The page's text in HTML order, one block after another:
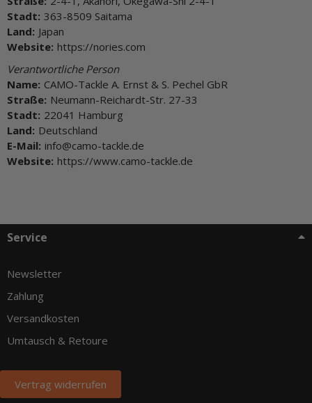
Stadt: 363-8509 Saitama
Land: Japan
Website: https://nories.com
Verantwortliche Person
Name: CAMO-Tackle A. Ernst & S. Pechel GbR
Straße: Neumann-Reichardt-Str. 27-33
Stadt: 22041 Hamburg
Land: Deutschland
E-Mail: info@camo-tackle.de
Website: https://www.camo-tackle.de
Service
Newsletter
Zahlung
Versandkosten
Umtausch & Retoure
Vertrag widerrufen